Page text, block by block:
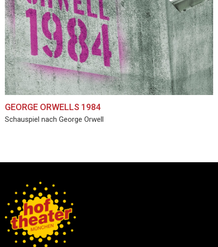
GEORGE ORWELLS 1984
Schauspiel nach George Orwell